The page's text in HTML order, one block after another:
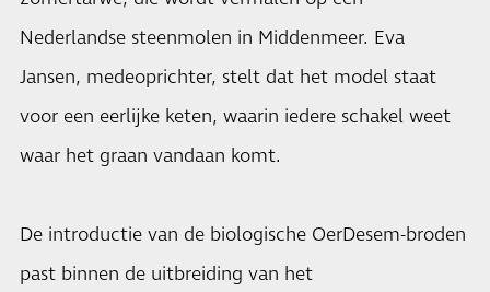
Nederlandse steenmolen in Middenmeer. Eva
Jansen, medeoprichter, stelt dat het model staat
voor een eerlijke keten, waarin iedere schakel weet
waar het graan vandaan komt.
De introductie van de biologische OerDesem-broden
past binnen de uitbreiding van het